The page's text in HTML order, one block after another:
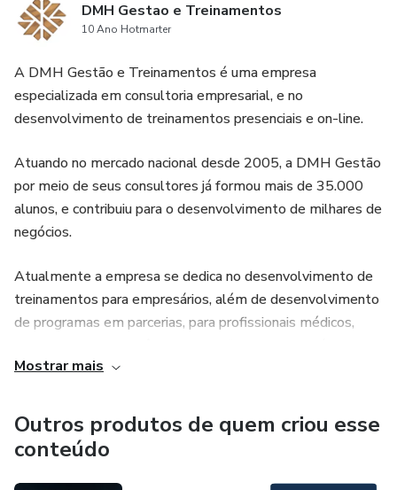
DMH Gestao e Treinamentos
10 Ano Hotmarter
A DMH Gestão e Treinamentos é uma empresa
especializada em consultoria empresarial, e no
desenvolvimento de treinamentos presenciais e on-line.
Atuando no mercado nacional desde 2005, a DMH Gestão
por meio de seus consultores já formou mais de 35.000
alunos, e contribuiu para o desenvolvimento de milhares de
negócios.
Atualmente a empresa se dedica no desenvolvimento de
treinamentos para empresários, além de desenvolvimento
de programas em parcerias, para profissionais médicos,
buscam ampliar seus resultados.
Mostrar mais
Outros produtos de quem criou esse
conteúdo